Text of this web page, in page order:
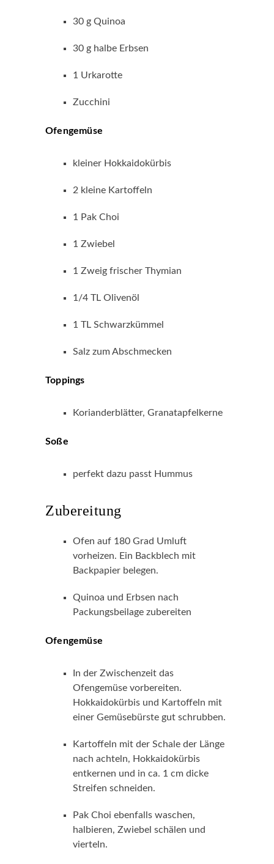
30 g Quinoa
30 g halbe Erbsen
1 Urkarotte
Zucchini
Ofengemüse
kleiner Hokkaidokürbis
2 kleine Kartoffeln
1 Pak Choi
1 Zwiebel
1 Zweig frischer Thymian
1/4 TL Olivenöl
1 TL Schwarzkümmel
Salz zum Abschmecken
Toppings
Korianderblätter, Granatapfelkerne
Soße
perfekt dazu passt Hummus
Zubereitung
Ofen auf 180 Grad Umluft
vorheizen. Ein Backblech mit
Backpapier belegen.
Quinoa und Erbsen nach
Packungsbeilage zubereiten
Ofengemüse
In der Zwischenzeit das
Ofengemüse vorbereiten.
Hokkaidokürbis und Kartoffeln mit
einer Gemüsebürste gut schrubben.
Kartoffeln mit der Schale der Länge
nach achteln, Hokkaidokürbis
entkernen und in ca. 1 cm dicke
Streifen schneiden.
Pak Choi ebenfalls waschen,
halbieren, Zwiebel schälen und
vierteln.